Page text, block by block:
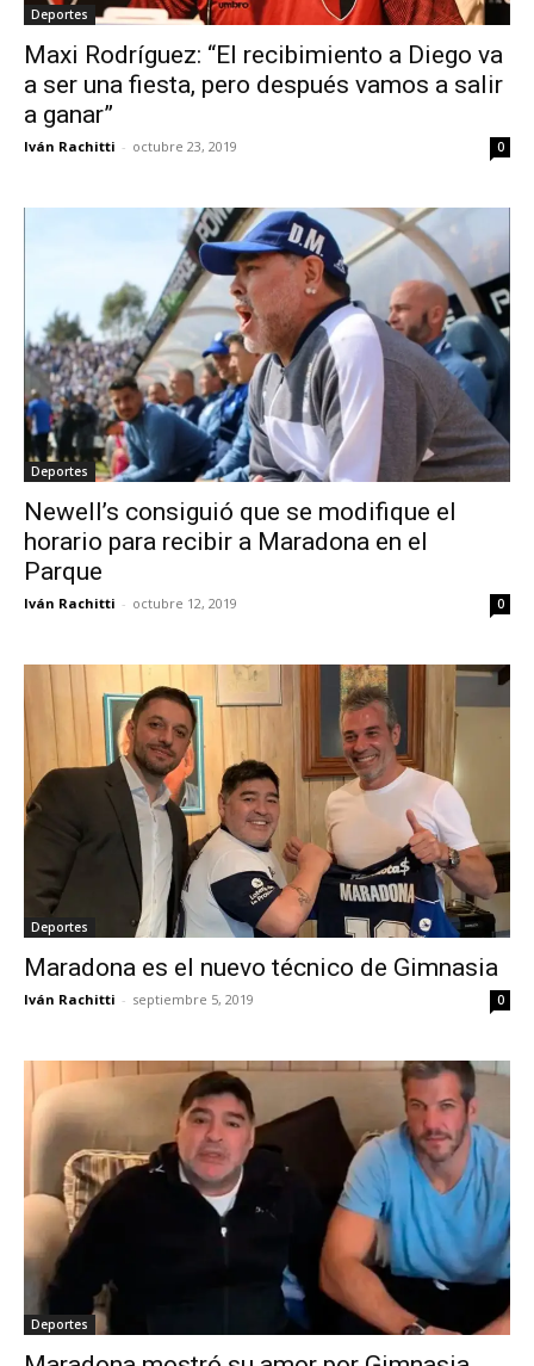
Deportes
Maxi Rodríguez: “El recibimiento a Diego va
a ser una fiesta, pero después vamos a salir
a ganar”
Iván Rachitti - octubre 23, 2019 0
Deportes
Newell’s consiguió que se modifique el
horario para recibir a Maradona en el
Parque
Iván Rachitti - octubre 12, 2019 0
Deportes
Maradona es el nuevo técnico de Gimnasia
Iván Rachitti - septiembre 5, 2019 0
Deportes